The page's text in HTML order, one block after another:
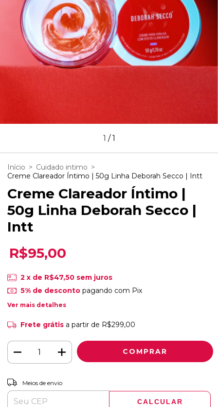
1 /1
Início > Cuidado intimo >
Creme Clareador Íntimo | 50g Linha Deborah Secco | Intt
Creme Clareador Íntimo |
50g Linha Deborah Secco |
Intt
R$95,00
2 x de R$47,50 sem juros
5% de descontopagando com Pix
Ver mais detalhes
Frete grátis a partir de R$299,00
Entregas para o CEP:
Meios de envio
CALCULAR